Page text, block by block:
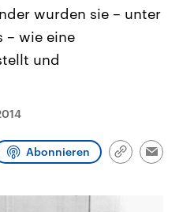
Podcasts
wurden sie – unter
– wie eine
und
Abonnieren
Link